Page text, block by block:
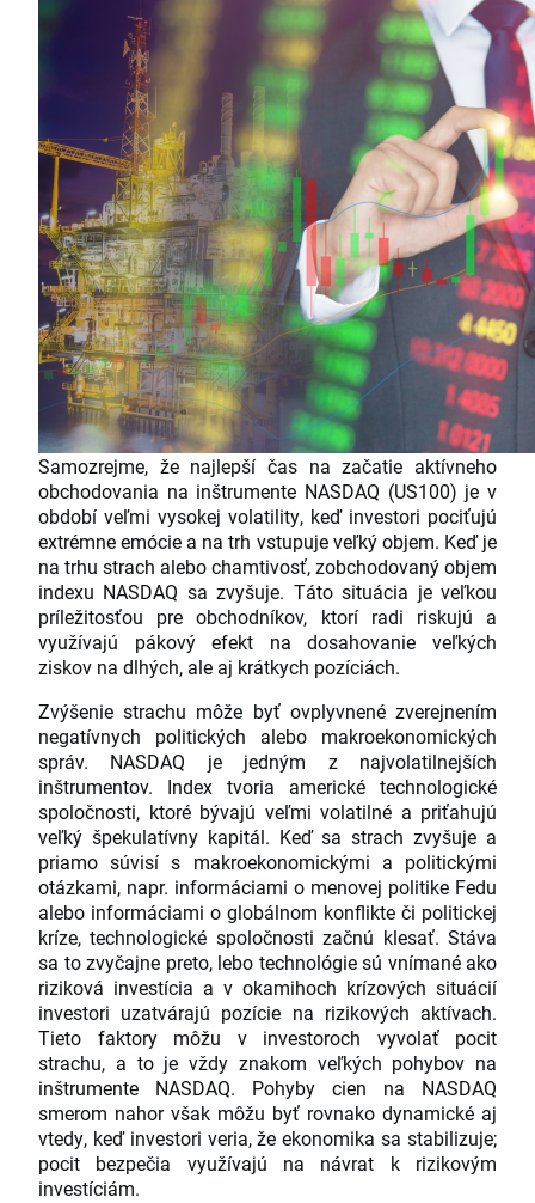
Samozrejme, že najlepší čas na začatie aktívneho
obchodovania na inštrumente NASDAQ (US100) je v
období veľmi vysokej volatility, keď investori pociťujú
extrémne emócie a na trh vstupuje veľký objem. Keď je
na trhu strach alebo chamtivosť, zobchodovaný objem
indexu NASDAQ sa zvyšuje. Táto situácia je veľkou
príležitosťou pre obchodníkov, ktorí radi riskujú a
využívajú pákový efekt na dosahovanie veľkých
ziskov na dlhých, ale aj krátkych pozíciách.
Zvýšenie strachu môže byť ovplyvnené zverejnením
negatívnych politických alebo makroekonomických
správ. NASDAQ je jedným z najvolatilnejších
inštrumentov. Index tvoria americké technologické
spoločnosti, ktoré bývajú veľmi volatilné a priťahujú
veľký špekulatívny kapitál. Keď sa strach zvyšuje a
priamo súvisí s makroekonomickými a politickými
otázkami, napr. informáciami o menovej politike Fedu
alebo informáciami o globálnom konflikte či politickej
kríze, technologické spoločnosti začnú klesať. Stáva
sa to zvyčajne preto, lebo technológie sú vnímané ako
riziková investícia a v okamihoch krízových situácií
investori uzatvárajú pozície na rizikových aktívach.
Tieto faktory môžu v investoroch vyvolať pocit
strachu, a to je vždy znakom veľkých pohybov na
inštrumente NASDAQ. Pohyby cien na NASDAQ
smerom nahor však môžu byť rovnako dynamické aj
vtedy, keď investori veria, že ekonomika sa stabilizuje;
pocit bezpečia využívajú na návrat k rizikovým
investíciám.